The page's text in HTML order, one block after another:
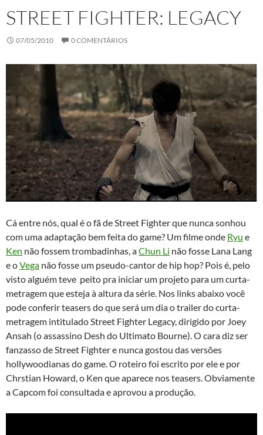
STREET FIGHTER: LEGACY
07/05/2010 0 COMENTÁRIOS
Cá entre nós, qual é o fã de Street Fighter que nunca sonhou
com uma adaptação bem feita do game? Um filme onde Ryu e
Ken não fossem trombadinhas, aChun Li não fosse Lana Lang
e oVega não fosse um pseudo-cantor de hip hop? Pois é, pelo
visto alguém teve peito pra iniciar um projeto para um curta-
metragem que esteja à altura da série. Nos links abaixo você
pode conferir teasers do que será um dia o trailer do curta-
metragem intitulado Street Fighter Legacy, dirigido por Joey
Ansah (o assassino Desh do Ultimato Bourne). O cara diz ser
fanzasso de Street Fighter e nunca gostou das versões
hollywoodianas do game. O roteiro foi escrito por ele e por
Chrstian Howard, o Ken que aparece nos teasers. Obviamente
a Capcom foi consultada e aprovou a produção.